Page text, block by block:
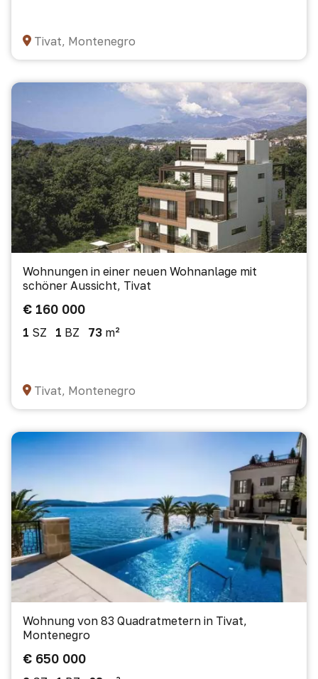
Tivat, Montenegro
Wohnungen in einer neuen Wohnanlage mit
schöner Aussicht, Tivat
€ 160 000
1 SZ 1 BZ 73 m²
Tivat, Montenegro
Wohnung von 83 Quadratmetern in Tivat,
Montenegro
€ 650 000